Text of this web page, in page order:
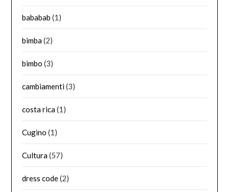
bababab (1)
bimba(2)
bimbo (3)
cambiamenti(3)
costa rica(1)
Cugino (1)
Cultura(57)
dress code(2)